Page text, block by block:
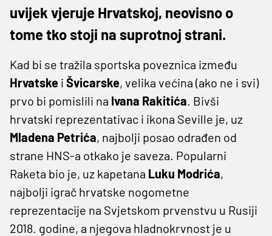
uvijek vjeruje Hrvatskoj, neovisno o
tome tko stoji na suprotnoj strani.
Kad bi se tražila sportska poveznica između
Hrvatske i Švicarske, velika većina (ako ne i svi)
prvo bi pomislili na Ivana Rakitića. Bivši
hrvatski reprezentativac i ikona Seville je, uz
Mladena Petrića, najbolji posao odrađen od
strane HNS-a otkako je saveza. Popularni
Raketa bio je, uz kapetana Luku Modrića,
najbolji igrač hrvatske nogometne
reprezentacije na Svjetskom prvenstvu u Rusiji
2018. godine, a njegova hladnokrvnost je u